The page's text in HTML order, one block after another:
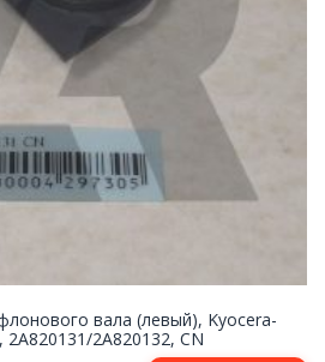
вала (левый), Kyocera-
2A820132, CN